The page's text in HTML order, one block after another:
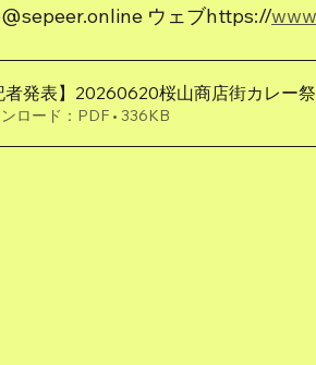
ウェブhttps://
者発表】20260620桜山商店街カレー
ロード：PDF • 336KB